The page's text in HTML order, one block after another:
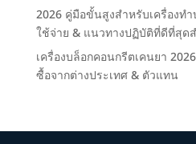
2026 คู่มือขั้นสูงสำหรับเครื่องท
ใช้จ่าย & แนวทางปฏิบัติที่ดีที่สุด
เครื่องบล็อกคอนกรีตเคนยา
ซื้อจากต่างประเทศ & ตัวแทน